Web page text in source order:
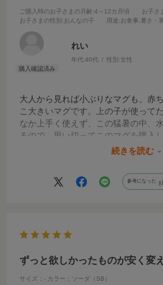
ご購入時のお子さまの月齢:4～12カ月頃 お子さ
お子さまの性別 :おんなの子 用途:お食事,暑さ・
れい
年代:40代 性別:女性
大人から見れば小ぶりなマグも、赤
こ大きいマグです。上の子が使って
なか上手く使えず、この猛暑の中、
るので、思い切ってこのマグを購入
張ってストローを咥える練習をして
続きを読む
参考になった
ずっと欲しかったものが安く変
サイズ：- カラー：ソーダ（SB）